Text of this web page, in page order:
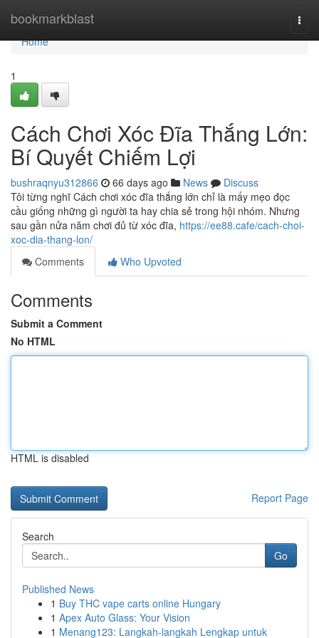
bookmarkblast
Home
Home
1
Cách Chơi Xóc Đĩa Thắng Lớn:
Bí Quyết Chiếm Lợi
bushraqnyu312866 66 days ago News
Discuss
Tôi từng nghĩ Cách chơi xóc đĩa thắng lớn chỉ là mấy mẹo đọc
cầu giống những gì người ta hay chia sẻ trong hội nhóm. Nhưng
sau gần nửa năm chơi đủ từ xóc đĩa, https://ee88.cafe/cach-choi-
xoc-dia-thang-lon/
Comments
Who Upvoted
Comments
Submit a Comment
No HTML
HTML is disabled
Report Page
Search
Go
Published News
1 Buy THC vape carts online Hungary
1 Apex Auto Glass: Your Vision
1 Menang123: Langkah-langkah Lengkap untuk